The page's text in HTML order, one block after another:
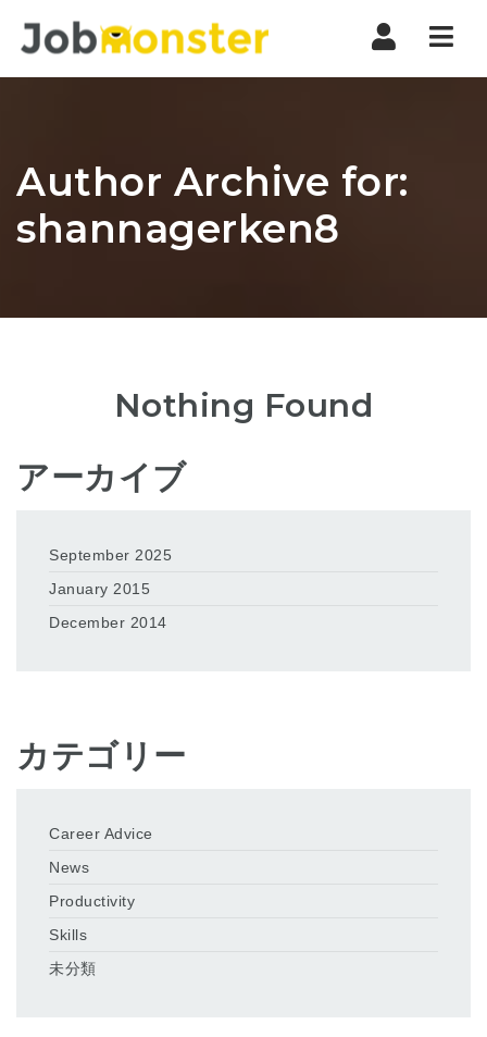
Author Archive for:
shannagerken8
Nothing Found
アーカイブ
September 2025
January 2015
December 2014
カテゴリー
Career Advice
News
Productivity
Skills
未分類